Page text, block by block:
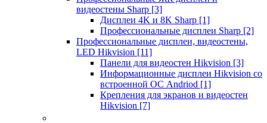
видеостены Sharp [3]
Дисплеи 4K и 8K Sharp [1]
Профессиональные дисплеи Sharp [2]
Профессиональные дисплеи, видеостены,
LED Hikvision [11]
Панели для видеостен Hikvision [3]
Информационные дисплеи Hikvision со
встроенной ОС Andriod [1]
Крепления для экранов и видеостен
Hikvision [7]